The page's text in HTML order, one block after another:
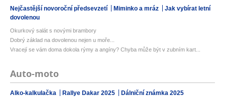
Nejčastější novoroční předsevzetí Miminko a mráz
Jak vybírat letní
dovolenou
Okurkový salát s novými brambory
Dobrý základ na dovolenou nejen u moře...
Vracejí se vám doma dokola rýmy a angíny? Chyba může být v zubním kart...
Auto-moto
Alko-kalkulačka Rallye Dakar 2025 Dálniční známka 2025